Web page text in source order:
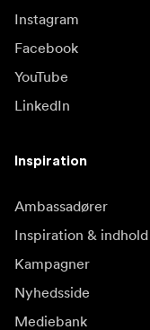
Instagram
Facebook
YouTube
LinkedIn
Inspiration
Ambassadører
Inspiration & indhold
Kampagner
Nyhedsside
Mediebank